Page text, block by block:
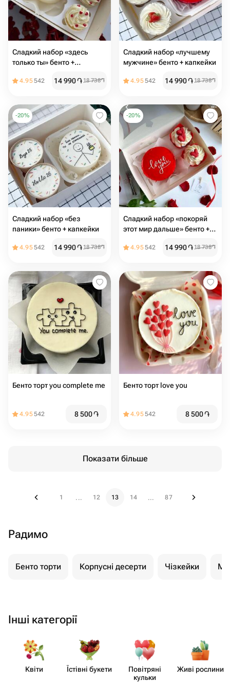
Сладкий набор «здесь
только ты» бенто +
4.95542 14 990֏18 738֏
Сладкий набор «лучшему
мужчине» бенто + капкейки
4.95542 14 990֏18 738֏
-20%
Сладкий набор «без
паники» бенто + капкейки
4.95542 14 990֏18 738֏
-20%
Сладкий набор «покоряй
этот мир дальше» бенто +
4.95542 14 990֏18 738֏
Бенто торт you complete me
4.95542 8 500֏
Бенто торт love you
4.95542 8 500֏
Показати більше
1 ... 12 13 14 ... 87
Радимо
Бенто торти Корпусні десерти Чізкейки
Інші категорії
Квіти Їстівні букети
Повітряні
кульки
Живі рослини